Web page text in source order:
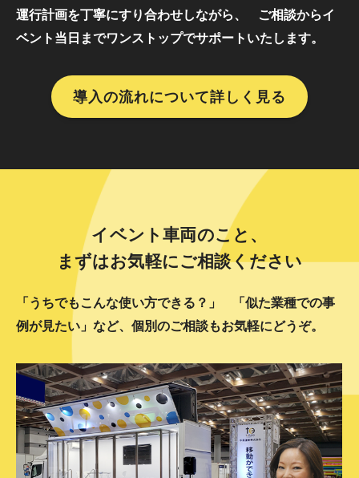
運行計画を丁寧にすり合わせしながら、
ご相談からイ
ベント当日までワンストップでサポートいたします。
導入の流れについて詳しく見る
イベント車両のこと、
まずはお気軽にご相談ください
「うちでもこんな使い方できる？」
「似た業種での事
例が見たい」など、個別のご相談もお気軽にどうぞ。